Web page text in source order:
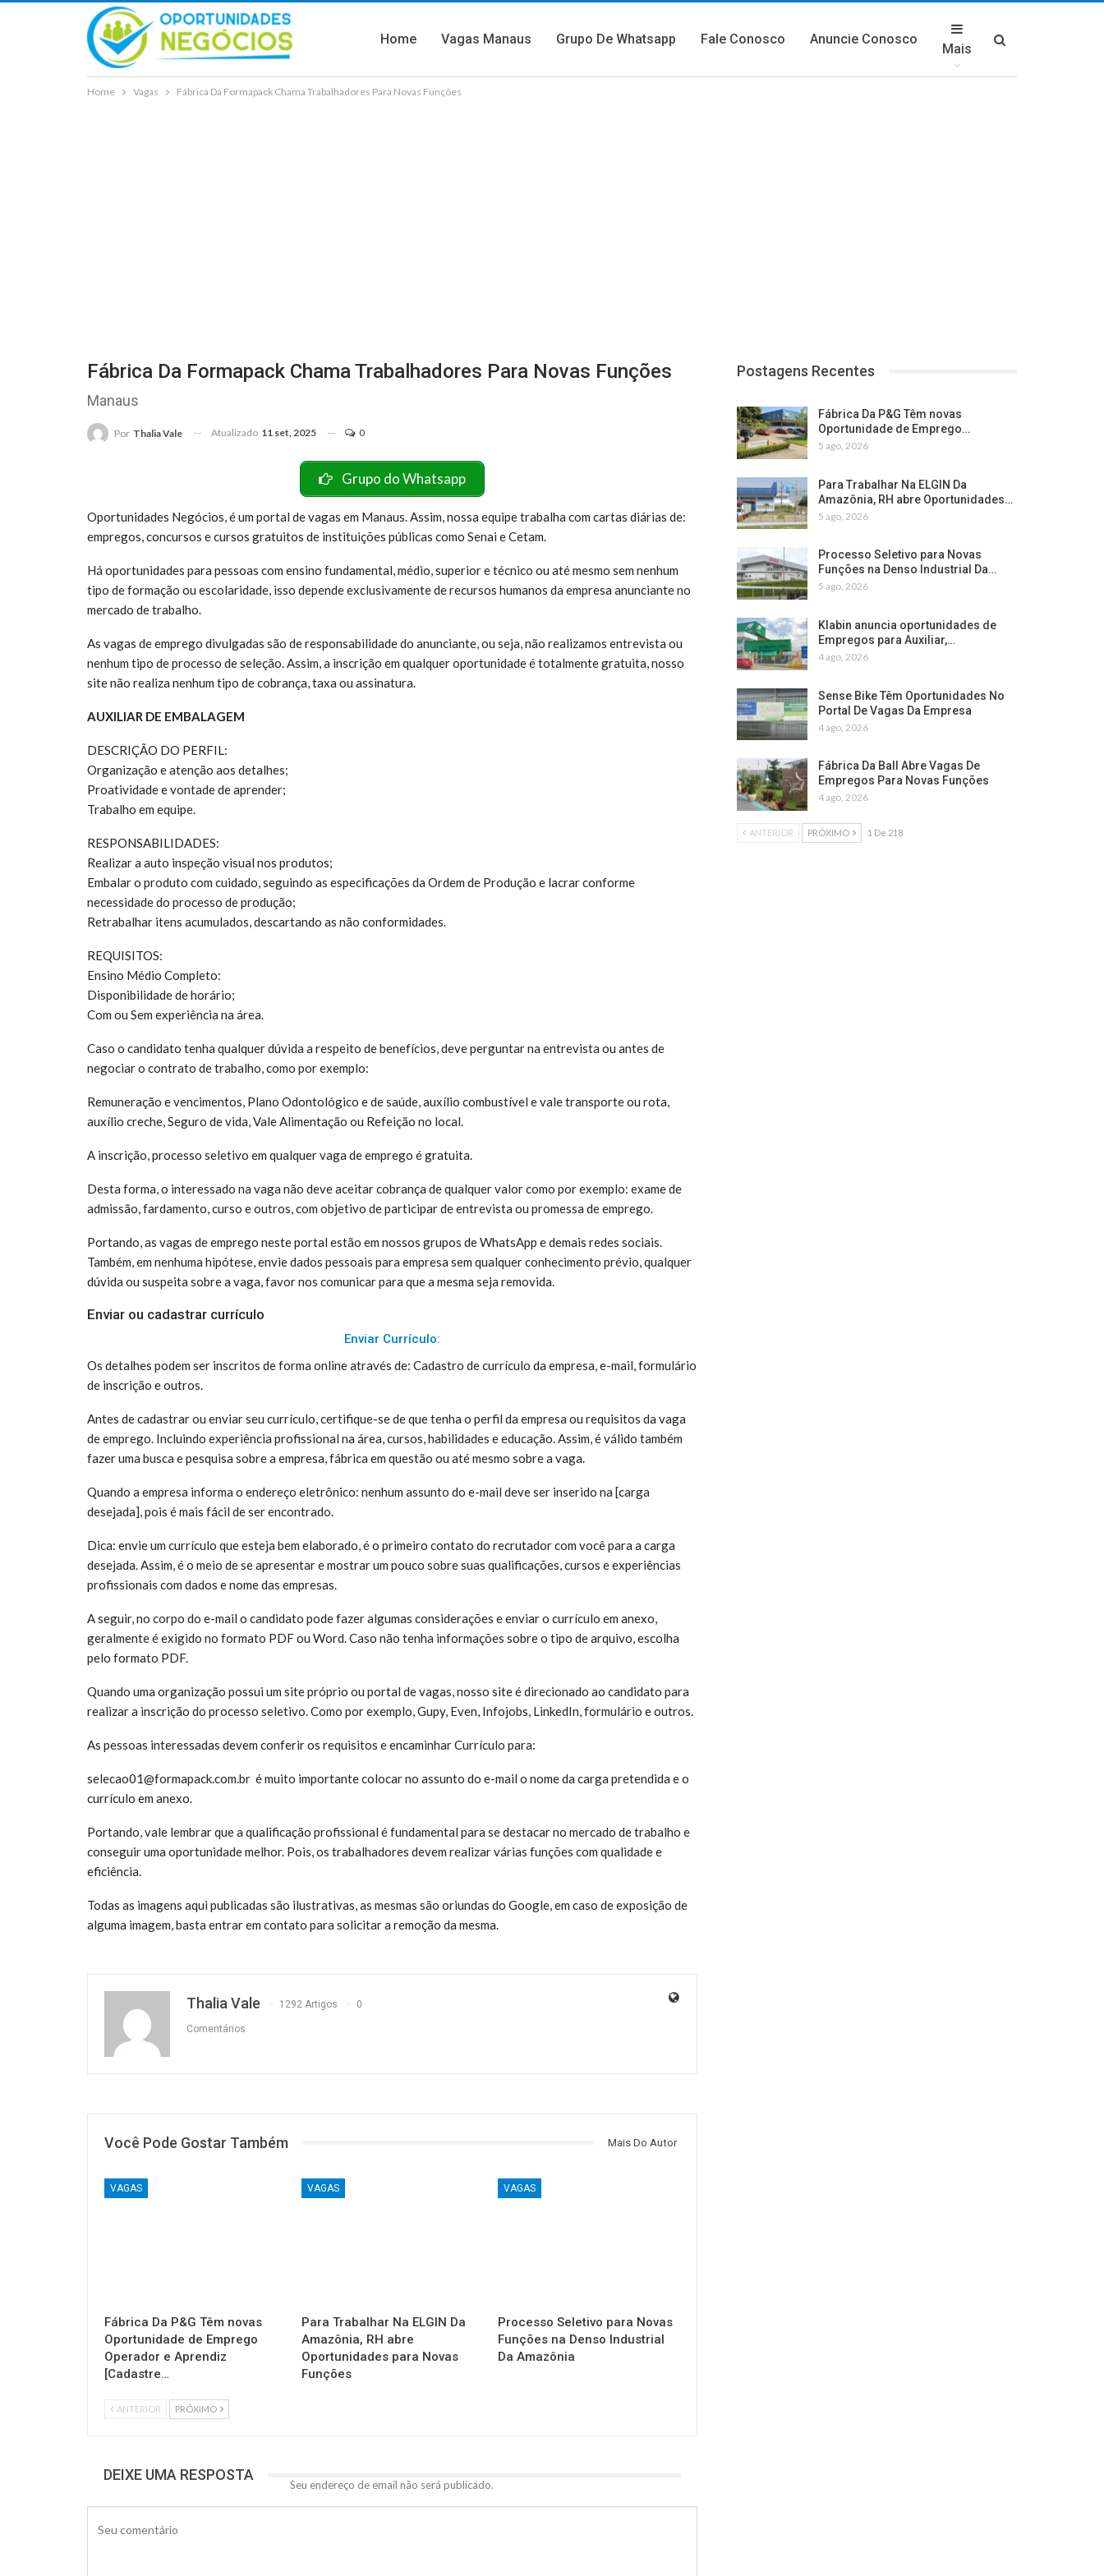
Home Vagas Manaus Grupo De Whatsapp Fale Conosco Anuncie Conosco
Mais
Home Vagas Fábrica Da Formapack Chama Trabalhadores Para Novas Funções
Fábrica Da Formapack Chama Trabalhadores Para Novas Funções
Manaus
Por Thalia Vale Atualizado 11 set, 2025 0
Grupo do Whatsapp
Oportunidades Negócios, é um portal de vagas em Manaus. Assim, nossa equipe trabalha com cartas diárias de:
empregos, concursos e cursos gratuitos de instituições públicas como Senai e Cetam.
Há oportunidades para pessoas com ensino fundamental, médio, superior e técnico ou até mesmo sem nenhum
tipo de formação ou escolaridade, isso depende exclusivamente de recursos humanos da empresa anunciante no
mercado de trabalho.
As vagas de emprego divulgadas são de responsabilidade do anunciante, ou seja, não realizamos entrevista ou
nenhum tipo de processo de seleção. Assim, a inscrição em qualquer oportunidade é totalmente gratuita, nosso
site não realiza nenhum tipo de cobrança, taxa ou assinatura.
AUXILIAR DE EMBALAGEM
DESCRIÇÃO DO PERFIL:
Organização e atenção aos detalhes;
Proatividade e vontade de aprender;
Trabalho em equipe.
RESPONSABILIDADES:
Realizar a auto inspeção visual nos produtos;
Embalar o produto com cuidado, seguindo as especificações da Ordem de Produção e lacrar conforme
necessidade do processo de produção;
Retrabalhar itens acumulados, descartando as não conformidades.
REQUISITOS:
Ensino Médio Completo:
Disponibilidade de horário;
Com ou Sem experiência na área.
Caso o candidato tenha qualquer dúvida a respeito de benefícios, deve perguntar na entrevista ou antes de
negociar o contrato de trabalho, como por exemplo:
Remuneração e vencimentos, Plano Odontológico e de saúde, auxílio combustível e vale transporte ou rota,
auxílio creche, Seguro de vida, Vale Alimentação ou Refeição no local.
A inscrição, processo seletivo em qualquer vaga de emprego é gratuita.
Desta forma, o interessado na vaga não deve aceitar cobrança de qualquer valor como por exemplo: exame de
admissão, fardamento, curso e outros, com objetivo de participar de entrevista ou promessa de emprego.
Portando, as vagas de emprego neste portal estão em nossos grupos de WhatsApp e demais redes sociais.
Também, em nenhuma hipótese, envie dados pessoais para empresa sem qualquer conhecimento prévio, qualquer
dúvida ou suspeita sobre a vaga, favor nos comunicar para que a mesma seja removida.
Enviar ou cadastrar currículo
Enviar Currículo:
Os detalhes podem ser inscritos de forma online através de: Cadastro de currículo da empresa, e-mail, formulário
de inscrição e outros.
Antes de cadastrar ou enviar seu currículo, certifique-se de que tenha o perfil da empresa ou requisitos da vaga
de emprego. Incluindo experiência profissional na área, cursos, habilidades e educação. Assim, é válido também
fazer uma busca e pesquisa sobre a empresa, fábrica em questão ou até mesmo sobre a vaga.
Quando a empresa informa o endereço eletrônico: nenhum assunto do e-mail deve ser inserido na [carga
desejada], pois é mais fácil de ser encontrado.
Dica: envie um currículo que esteja bem elaborado, é o primeiro contato do recrutador com você para a carga
desejada. Assim, é o meio de se apresentar e mostrar um pouco sobre suas qualificações, cursos e experiências
profissionais com dados e nome das empresas.
A seguir, no corpo do e-mail o candidato pode fazer algumas considerações e enviar o currículo em anexo,
geralmente é exigido no formato PDF ou Word. Caso não tenha informações sobre o tipo de arquivo, escolha
pelo formato PDF.
Quando uma organização possui um site próprio ou portal de vagas, nosso site é direcionado ao candidato para
realizar a inscrição do processo seletivo. Como por exemplo, Gupy, Even, Infojobs, LinkedIn, formulário e outros.
As pessoas interessadas devem conferir os requisitos e encaminhar Currículo para:
selecao01@formapack.com.br é muito importante colocar no assunto do e-mail o nome da carga pretendida e o
currículo em anexo.
Portando, vale lembrar que a qualificação profissional é fundamental para se destacar no mercado de trabalho e
conseguir uma oportunidade melhor. Pois, os trabalhadores devem realizar várias funções com qualidade e
eficiência.
Todas as imagens aqui publicadas são ilustrativas, as mesmas são oriundas do Google, em caso de exposição de
alguma imagem, basta entrar em contato para solicitar a remoção da mesma.
Thalia Vale 1292 Artigos 0
Comentários
Você Pode Gostar Também Mais Do Autor
VAGAS
Fábrica Da P&G Têm novas
Oportunidade de Emprego
Operador e Aprendiz
[Cadastre…
VAGAS
Para Trabalhar Na ELGIN Da
Amazônia, RH abre
Oportunidades para Novas
Funções
VAGAS
Processo Seletivo para Novas
Funções na Denso Industrial
Da Amazônia
ANTERIOR PRÓXIMO
DEIXE UMA RESPOSTA
Seu endereço de email não será publicado.
Postagens Recentes
Fábrica Da P&G Têm novas
Oportunidade de Emprego…
5 ago, 2026
Para Trabalhar Na ELGIN Da
Amazônia, RH abre Oportunidades…
5 ago, 2026
Processo Seletivo para Novas
Funções na Denso Industrial Da…
5 ago, 2026
Klabin anuncia oportunidades de
Empregos para Auxiliar,…
4 ago, 2026
Sense Bike Têm Oportunidades No
Portal De Vagas Da Empresa
4 ago, 2026
Fábrica Da Ball Abre Vagas De
Empregos Para Novas Funções
4 ago, 2026
ANTERIOR PRÓXIMO 1 De 218